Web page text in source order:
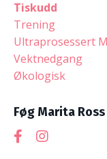
Tiskudd
Trening
Ultraprosessert
Vektnedgang
Økologisk
Føg Marita